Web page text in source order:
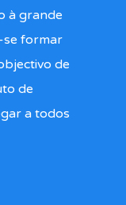
à grande
se formar
de
de
a todos